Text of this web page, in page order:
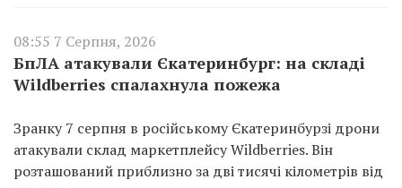
08:55 7 Серпня, 2026
БпЛА атакували Єкатеринбург: на складі
Wildberries спалахнула пожежа
Зранку 7 серпня в російському Єкатеринбурзі дрони
атакували склад маркетплейсу Wildberries. Він
розташований приблизно за дві тисячі кілометрів від